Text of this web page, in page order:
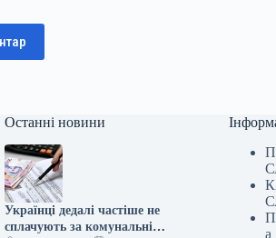
Останні новини
Українці дедалі частіше не
сплачують за комунальні
а